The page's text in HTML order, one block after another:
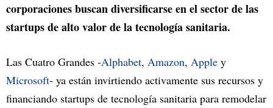
corporaciones buscan diversificarse en el sector de las
startups de alto valor de la tecnología sanitaria.
Las Cuatro Grandes -Alphabet, Amazon, Apple y
Microsoft- ya están invirtiendo activamente sus recursos y
financiando startups de tecnología sanitaria para remodelar